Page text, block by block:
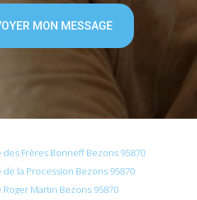
MON MESSAGE
Frères Bonneff Bezons 95870
la Procession Bezons 95870
Martin Bezons 95870